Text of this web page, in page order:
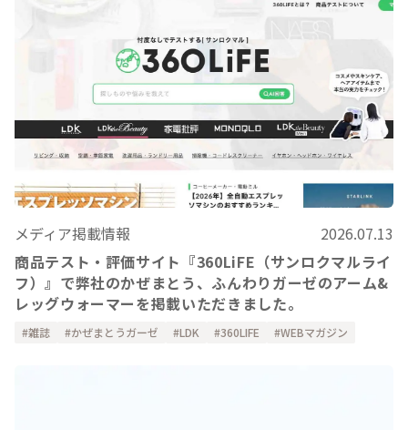
メディア掲載情報
2026.07.13
商品テスト・評価サイト『360LiFE（サンロクマルライ
フ）』で弊社のかぜまとう、ふんわりガーゼのアーム&
レッグウォーマーを掲載いただきました。
雑誌 かぜまとうガーゼ LDK 360LIFE WEBマガジン